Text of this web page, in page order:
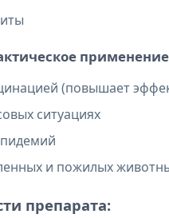
(повышает
ситуациях
и пожилых
препарата: